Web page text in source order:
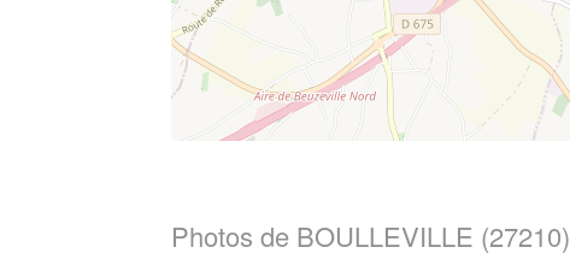
Photos de BOULLEVILLE (27210)